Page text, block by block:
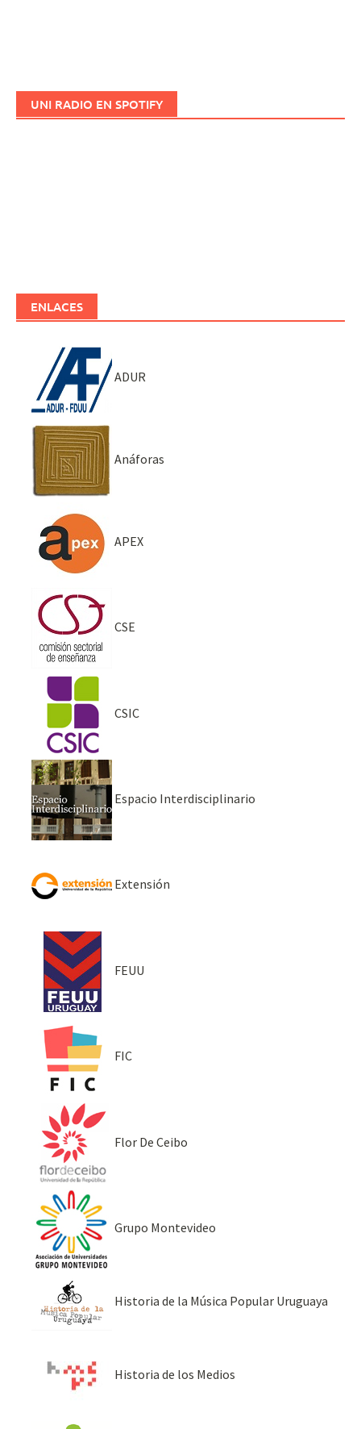
UNI RADIO EN SPOTIFY
ENLACES
ADUR
Anáforas
APEX
CSE
CSIC
Espacio Interdisciplinario
Extensión
FEUU
FIC
Flor De Ceibo
Grupo Montevideo
Historia de la Música Popular Uruguaya
Historia de los Medios